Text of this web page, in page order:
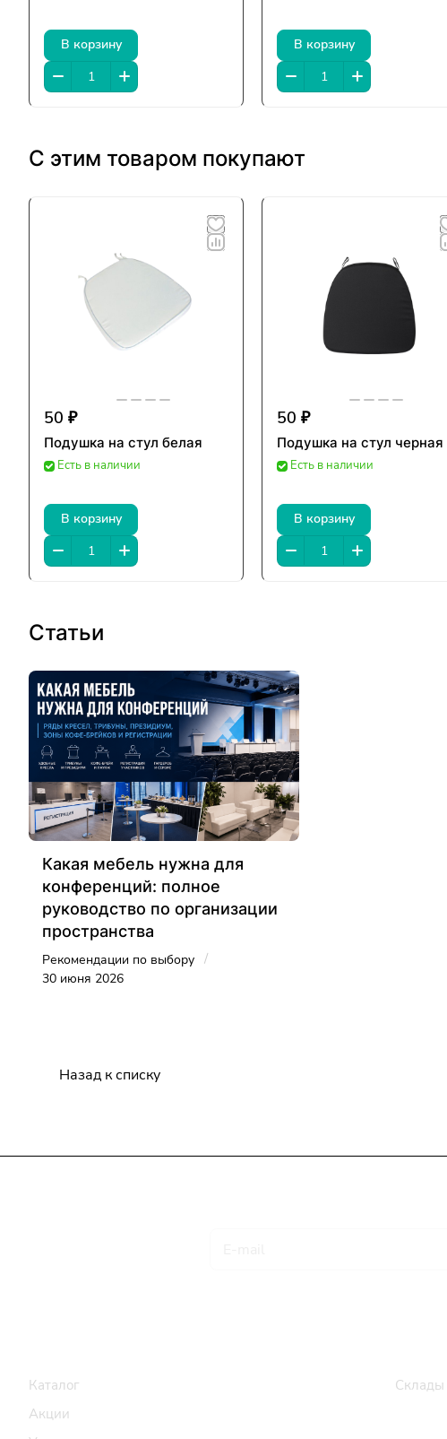
В корзину В корзину
С этим товаром покупают
50 ₽
Подушка на стул белая
Есть в наличии
В корзину
50 ₽
Подушка на стул черная
Есть в наличии
В корзину
Статьи
Какая мебель нужна для
конференций: полное
руководство по организации
пространства
Рекомендации по выбору /
30 июня 2026
Назад к списку
Каталог
Акции
Склады